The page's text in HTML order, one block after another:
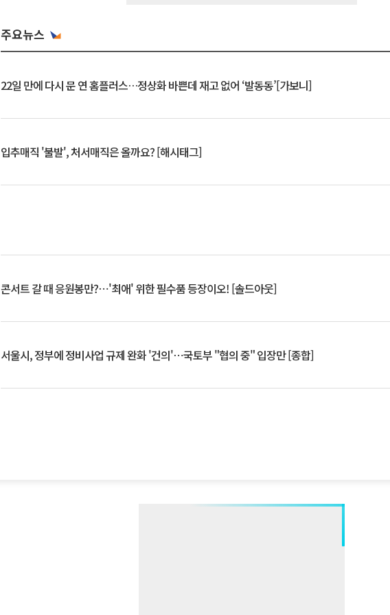
주요뉴스
22일 만에 다시 문 연 홈플러스…정상화 바쁜데 재고 없어 ‘발동동’[가보니]
입추매직 '불발', 처서매직은 올까요? [해시태그]
콘서트 갈 때 응원봉만?⋯'최애' 위한 필수품 등장이오! [솔드아웃]
서울시, 정부에 정비사업 규제 완화 '건의'⋯국토부 "협의 중" 입장만 [종합]